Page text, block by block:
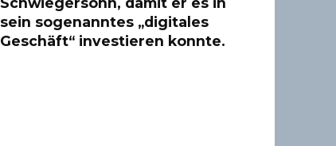
sein sogenanntes „digitales
Geschäft“ investieren konnte.